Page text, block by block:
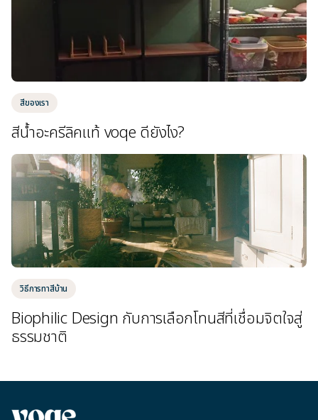
สีของเรา
สีน้ำอะครีลิคแท้ voqe ดียังไง?
วิธีการทาสีบ้าน
Biophilic Design กับการเลือกโทนสีที่เชื่อมจิตใจสู่
ธรรมชาติ